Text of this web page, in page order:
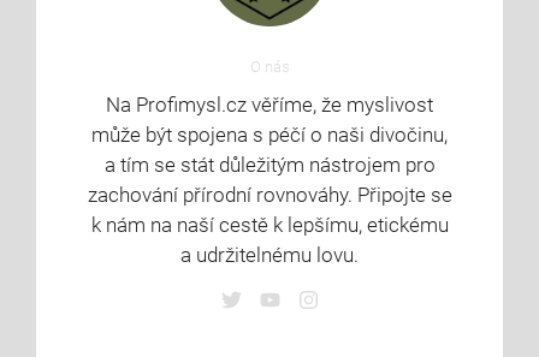
O nás
Na Profimysl.cz věříme, že myslivost
může být spojena s péčí o naši divočinu,
a tím se stát důležitým nástrojem pro
zachování přírodní rovnováhy. Připojte se
k nám na naší cestě k lepšímu, etickému
a udržitelnému lovu.